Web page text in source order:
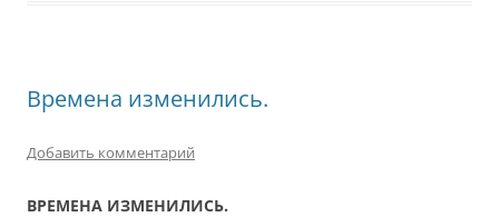
Времена изменились.
Добавить комментарий
ВРЕМЕНА ИЗМЕНИЛИСЬ.